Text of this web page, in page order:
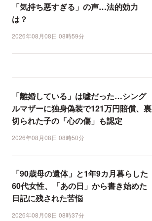
「気持ち悪すぎる」の声…法的効力
は？
2026年08月08日 08時59分
「離婚している」は嘘だった…シング
ルマザーに独身偽装で121万円賠償、裏
切られた子の「心の傷」も認定
2026年08月08日 08時50分
「90歳母の遺体」と1年9カ月暮らした
60代女性、「あの日」から書き始めた
日記に残された苦悩
2026年08月08日 08時37分